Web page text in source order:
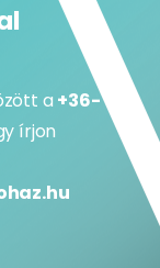
a +36-
írjon